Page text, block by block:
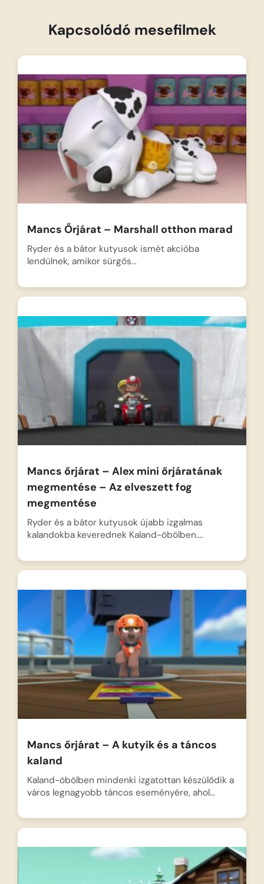
segítségükre sietnek, amint befut…
Kapcsolódó mesefilmek
Mancs Őrjárat – Marshall otthon marad
Ryder és a bátor kutyusok ismét akcióba
lendülnek, amikor sürgős…
Mancs őrjárat – Alex mini őrjáratának
megmentése – Az elveszett fog
megmentése
Ryder és a bátor kutyusok újabb izgalmas
kalandokba keverednek Kaland-öbölben….
Mancs őrjárat – A kutyik és a táncos
kaland
Kaland-öbölben mindenki izgatottan készülődik a
város legnagyobb táncos eseményére, ahol…